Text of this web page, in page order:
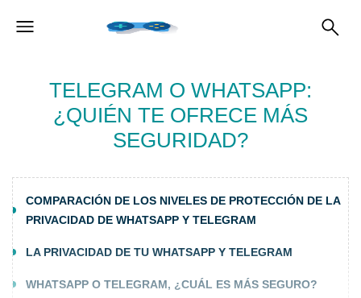
TELEGRAM O WHATSAPP:
¿QUIÉN TE OFRECE MÁS
SEGURIDAD?
COMPARACIÓN DE LOS NIVELES DE PROTECCIÓN DE LA
PRIVACIDAD DE WHATSAPP Y TELEGRAM
LA PRIVACIDAD DE TU WHATSAPP Y TELEGRAM
WHATSAPP O TELEGRAM, ¿CUÁL ES MÁS SEGURO?